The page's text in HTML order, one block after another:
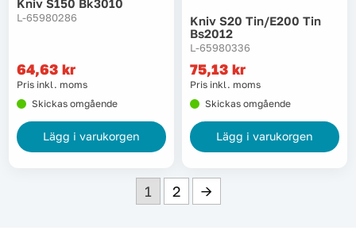
Kniv S150 Bk3010
L-65980286
64,63 kr
Pris inkl. moms
Skickas omgående
Lägg i varukorgen
Kniv S20 Tin/e200 Tin
Bs2012
L-65980336
75,13 kr
Pris inkl. moms
Skickas omgående
Lägg i varukorgen
1 2 →